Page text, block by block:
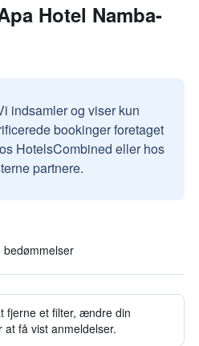
Hotel Namba-
indsamler og viser kun
bookinger foretaget
HotelsCombined eller hos
partnere.
fjerne et filter, ændre din
få vist anmeldelser.